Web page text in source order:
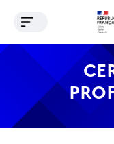
ContenuOuvrir le menu